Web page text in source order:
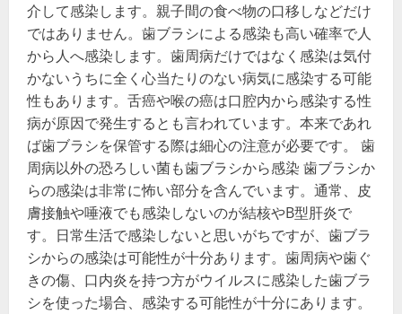
介して感染します。親子間の食べ物の口移しなどだけ
ではありません。歯ブラシによる感染も高い確率で人
から人へ感染します。歯周病だけではなく感染は気付
かないうちに全く心当たりのない病気に感染する可能
性もあります。舌癌や喉の癌は口腔内から感染する性
病が原因で発生するとも言われています。本来であれ
ば歯ブラシを保管する際は細心の注意が必要です。 歯
周病以外の恐ろしい菌も歯ブラシから感染 歯ブラシか
らの感染は非常に怖い部分を含んでいます。通常、皮
膚接触や唾液でも感染しないのが結核やB型肝炎で
す。日常生活で感染しないと思いがちですが、歯ブラ
シからの感染は可能性が十分あります。歯周病や歯ぐ
きの傷、口内炎を持つ方がウイルスに感染した歯ブラ
シを使った場合、感染する可能性が十分にあります。